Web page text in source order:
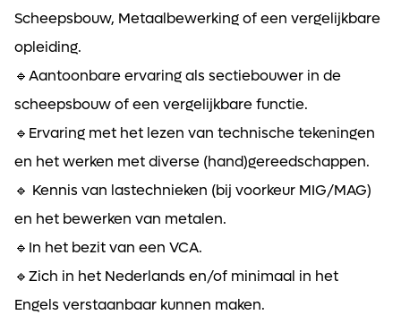
Scheepsbouw, Metaalbewerking of een vergelijkbare
opleiding.
🔹Aantoonbare ervaring als sectiebouwer in de
scheepsbouw of een vergelijkbare functie.
🔹Ervaring met het lezen van technische tekeningen
en het werken met diverse (hand)gereedschappen.
🔹 Kennis van lastechnieken (bij voorkeur MIG/MAG)
en het bewerken van metalen.
🔹In het bezit van een VCA.
🔹Zich in het Nederlands en/of minimaal in het
Engels verstaanbaar kunnen maken.